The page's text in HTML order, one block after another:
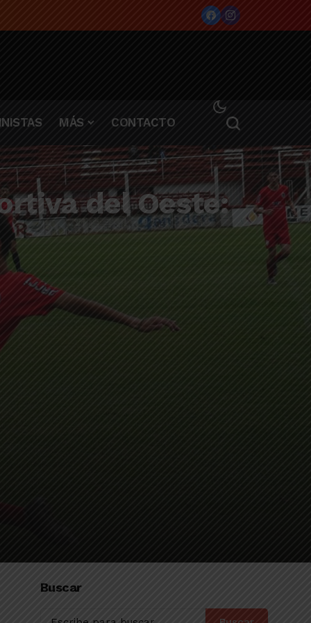
MÁS CONTACTO
del Oeste:
Buscar